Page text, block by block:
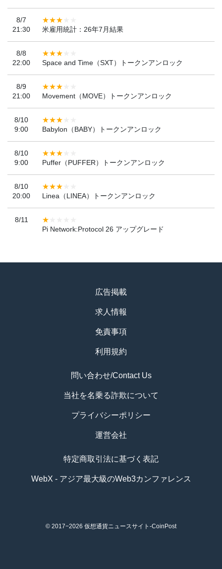
8/7
21:30
米雇用統計：26年7月結果
8/8
22:00
Space and Time（SXT）トークンアンロック
8/9
21:00
Movement（MOVE）トークンアンロック
8/10
9:00
Babylon（BABY）トークンアンロック
8/10
9:00
Puffer（PUFFER）トークンアンロック
8/10
20:00
Linea（LINEA）トークンアンロック
8/11
Pi Network:Protocol 26 アップグレード
広告掲載
求人情報
免責事項
利用規約
問い合わせ/Contact Us
当社を名乗る詐欺について
プライバシーポリシー
運営会社
特定商取引法に基づく表記
WebX - アジア最大級のWeb3カンファレンス
© 2017−2026 仮想通貨ニュースサイト-CoinPost